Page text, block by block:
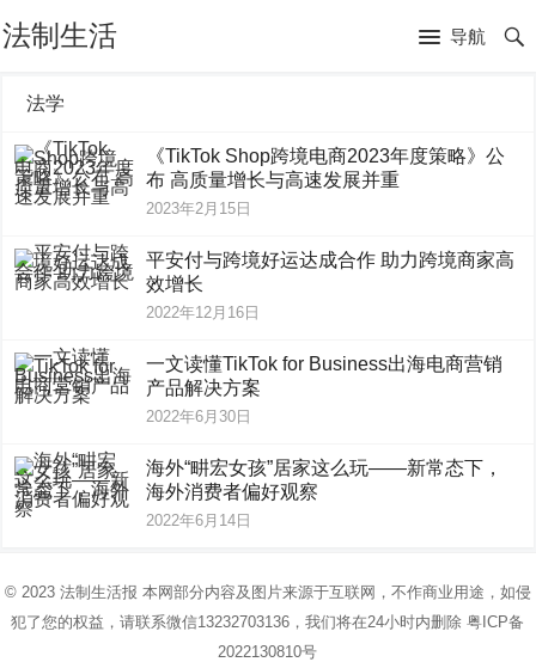
法制生活 导航
法学
《TikTok Shop跨境电商2023年度策略》公
布 高质量增长与高速发展并重
2023年2月15日
平安付与跨境好运达成合作 助力跨境商家高
效增长
2022年12月16日
一文读懂TikTok for Business出海电商营销
产品解决方案
2022年6月30日
海外“畊宏女孩”居家这么玩——新常态下，
海外消费者偏好观察
2022年6月14日
© 2023 法制生活报 本网部分内容及图片来源于互联网，不作商业用途，如侵
犯了您的权益，请联系微信13232703136，我们将在24小时内删除粤ICP备
2022130810号